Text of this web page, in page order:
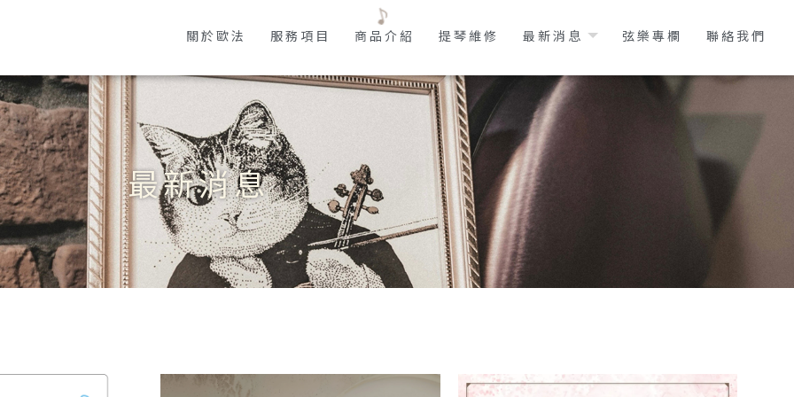
關於歐法 服務項目 商品介紹 提琴維修 最新消息 弦樂專欄 聯絡我們
最新消息